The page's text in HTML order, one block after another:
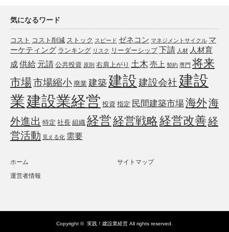
気になるワード
コスト コスト削減 ストック スピード ゼネコン マネジメントサイクル マ
ーケティング ランキング リスク リーダーシップ 下請 人材 人材育
成供給 元請 公共投資 原則 右肩上がり 土木 売上 契約 専門 将来
市場市場縮小 廃業 建築 建設建設会社 建設
業建設業経営 投資 指定 民間建築市場海外海
外進出 特定 社長 組織 経営経営戦略経営改善経
営活動 見える化 需要
ホーム
サイトマップ
運営者情報
Copyright © 実践！建設業経営 All rights reserved.